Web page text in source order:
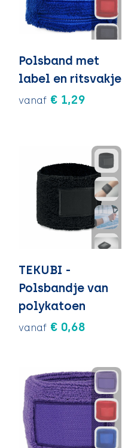
Polsband met
label en ritsvakje
vanaf € 1,29
TEKUBI -
Polsbandje van
polykatoen
vanaf € 0,68